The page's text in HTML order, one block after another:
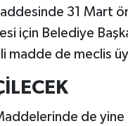
31 Mart
için Belediye
madde de meclis
de yine